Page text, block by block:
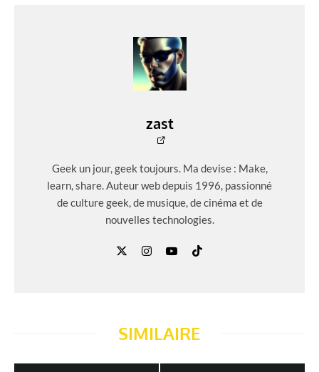
zast
Geek un jour, geek toujours. Ma devise : Make,
learn, share. Auteur web depuis 1996, passionné
de culture geek, de musique, de cinéma et de
nouvelles technologies.
SIMILAIRE